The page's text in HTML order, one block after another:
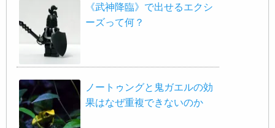
《武神降臨》で出せるエクシ
ーズって何？
ノートゥングと鬼ガエルの効
果はなぜ重複できないのか